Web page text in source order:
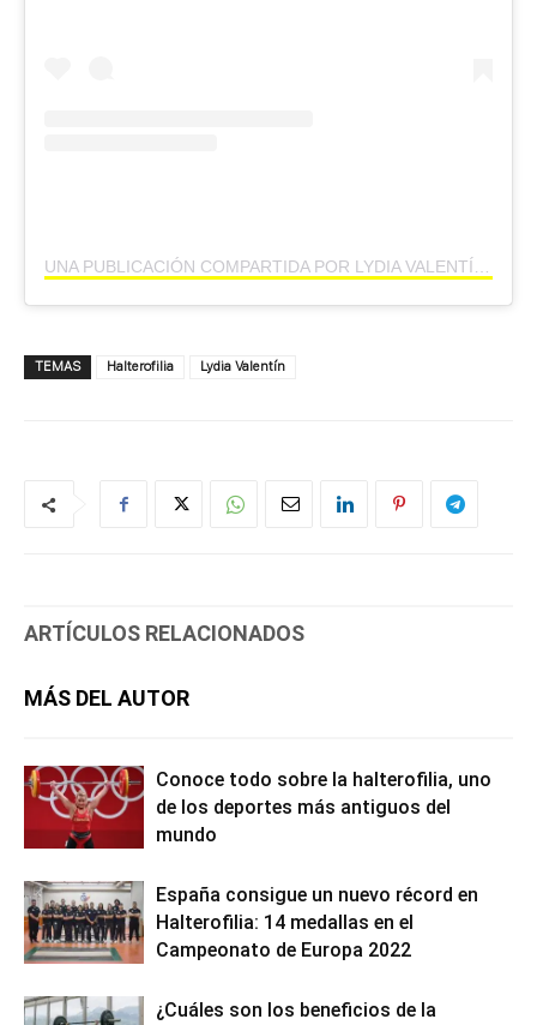
TEMAS Halterofilia Lydia Valentín
ARTÍCULOS RELACIONADOS
MÁS DEL AUTOR
Conoce todo sobre la halterofilia, uno
de los deportes más antiguos del
mundo
España consigue un nuevo récord en
Halterofilia: 14 medallas en el
Campeonato de Europa 2022
¿Cuáles son los beneficios de la